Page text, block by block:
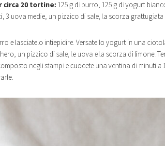
circa 20 tortine: 125 g di burro, 125 g di yogurt
3 uova medie, un pizzico di sale, la scorza grattugiata
e lasciatelo intiepidire. Versate lo yogurt in una
un pizzico di sale, le uova e la scorza di limone.
negli stampi e cuocete una ventina di minuti a